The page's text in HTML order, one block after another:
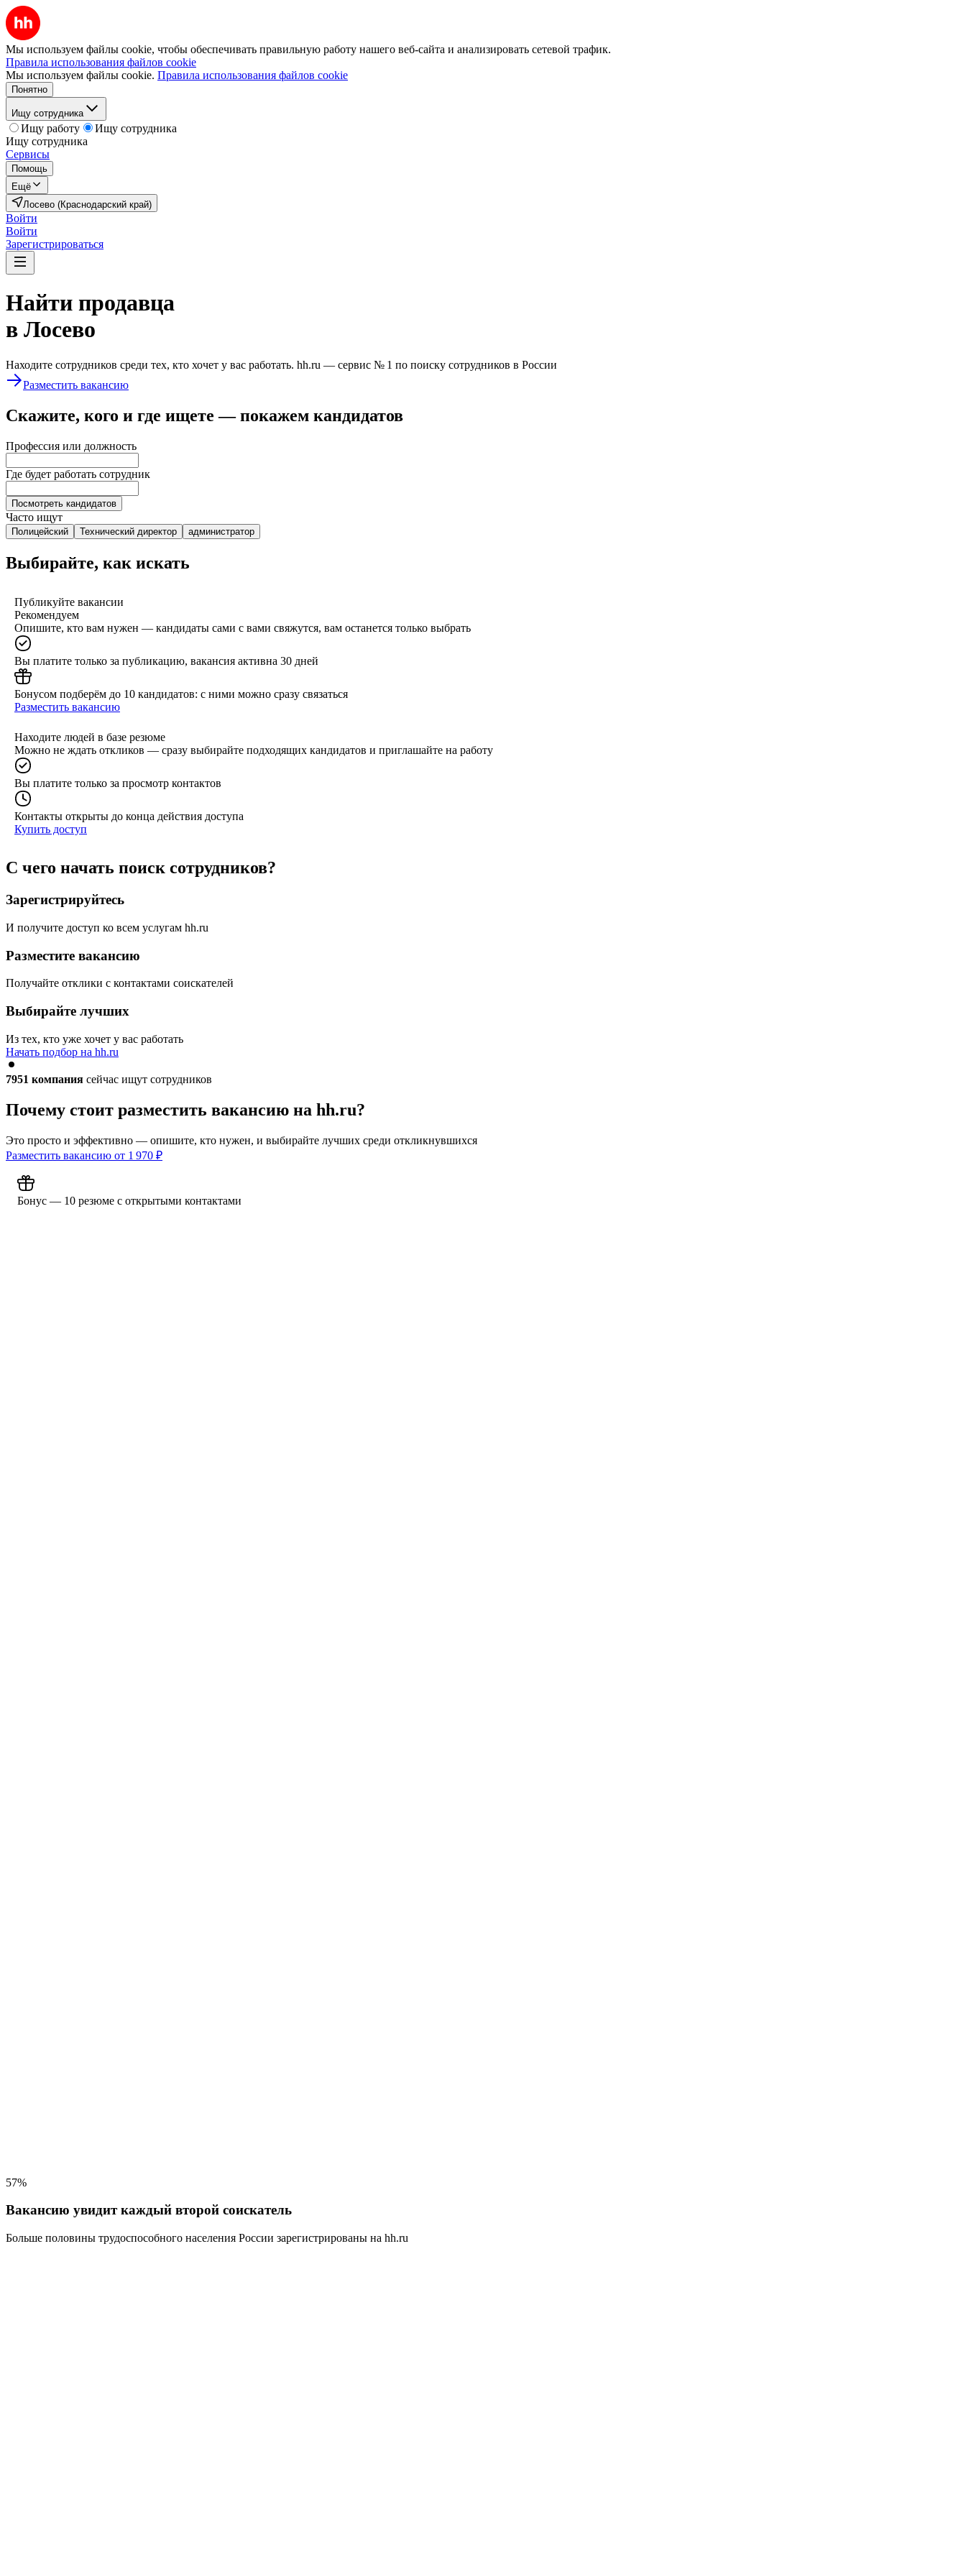
Мы используем файлы cookie, чтобы обеспечивать правильную работу нашего веб-сайта и анализировать сетевой трафик.
Правила использования файлов cookie
Мы используем файлы cookie. Правила использования файлов cookie
Понятно
Ищу сотрудника
Ищу работу
Ищу сотрудника
Ищу сотрудника
Сервисы
Помощь
Ещё
Лосево (Краснодарский край)
Войти
Войти
Зарегистрироваться
Найти продавца
в Лосево
Находите сотрудников среди тех, кто хочет у вас работать. hh.ru — сервис № 1 по поиску сотрудников в России
Разместить вакансию
Скажите, кого и где ищете — покажем кандидатов
Профессия или должность
Где будет работать сотрудник
Посмотреть кандидатов
Часто ищут
Полицейский Технический директор администратор
Выбирайте, как искать
Публикуйте вакансии
Рекомендуем
Опишите, кто вам нужен — кандидаты сами с вами свяжутся, вам останется только выбрать
Вы платите только за публикацию, вакансия активна 30 дней
Бонусом подберём до 10 кандидатов: с ними можно сразу связаться
Разместить вакансию
Находите людей в базе резюме
Можно не ждать откликов — сразу выбирайте подходящих кандидатов и приглашайте на работу
Вы платите только за просмотр контактов
Контакты открыты до конца действия доступа
Купить доступ
С чего начать поиск сотрудников?
Зарегистрируйтесь
И получите доступ ко всем услугам hh.ru
Разместите вакансию
Получайте отклики с контактами соискателей
Выбирайте лучших
Из тех, кто уже хочет у вас работать
Начать подбор на hh.ru
7951 компания сейчас ищут сотрудников
Почему стоит разместить вакансию на hh.ru?
Это просто и эффективно — опишите, кто нужен, и выбирайте лучших среди откликнувшихся
Разместить вакансию от 1 970 ₽
Бонус — 10 резюме с открытыми контактами
57%
Вакансию увидит каждый второй соискатель
Больше половины трудоспособного населения России зарегистрированы на hh.ru